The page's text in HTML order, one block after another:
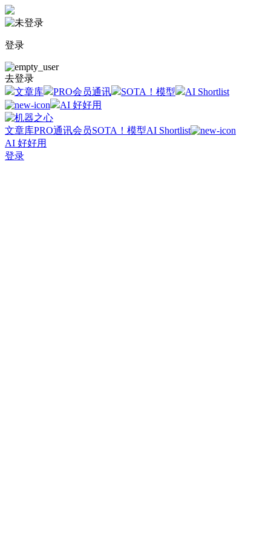
登录
去登录
文章库
PRO会员通讯 SOTA！模型
AI Shortlist
AI 好好用
文章库PRO通讯会员SOTA！模型AI Shortlist
AI 好好用
登录